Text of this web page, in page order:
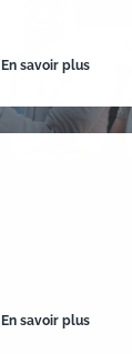
En savoir plus
En savoir plus